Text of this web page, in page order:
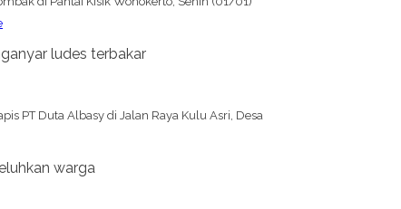
ludes terbakar
PT Duta Albasy di Jalan Raya Kulu Asri, Desa
warga